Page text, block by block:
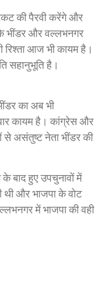
की पैरवी करेंगे और
भींडर और वल्लभनगर
आज भी कायम है।
सहानुभूति है।
का अब भी
कायम है। कांग्रेस और
से असंतुष्ट नेता भींडर की
बाद हुए उपचुनावों में
थी और भाजपा के वोट
में भाजपा की वही